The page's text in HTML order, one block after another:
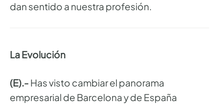
dan sentido a nuestra profesión.
La Evolución
(E).- Has visto cambiar el panorama
empresarial de Barcelona y de España